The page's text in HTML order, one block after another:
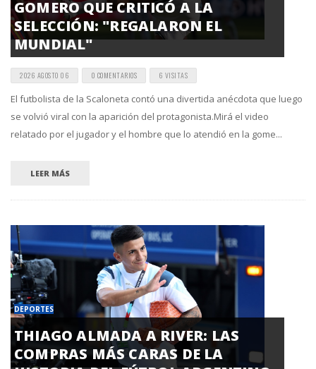
GOMERO QUE CRITICÓ A LA
SELECCIÓN: "REGALARON EL
MUNDIAL"
2026 AGOSTO 06 0 COMENTARIOS 6 VISITAS
El futbolista de la Scaloneta contó una divertida anécdota que luego
se volvió viral con la aparición del protagonista.Mirá el video
relatado por el jugador y el hombre que lo atendió en la gome...
LEER MÁS
DEPORTES
THIAGO ALMADA A RIVER: LAS
COMPRAS MÁS CARAS DE LA